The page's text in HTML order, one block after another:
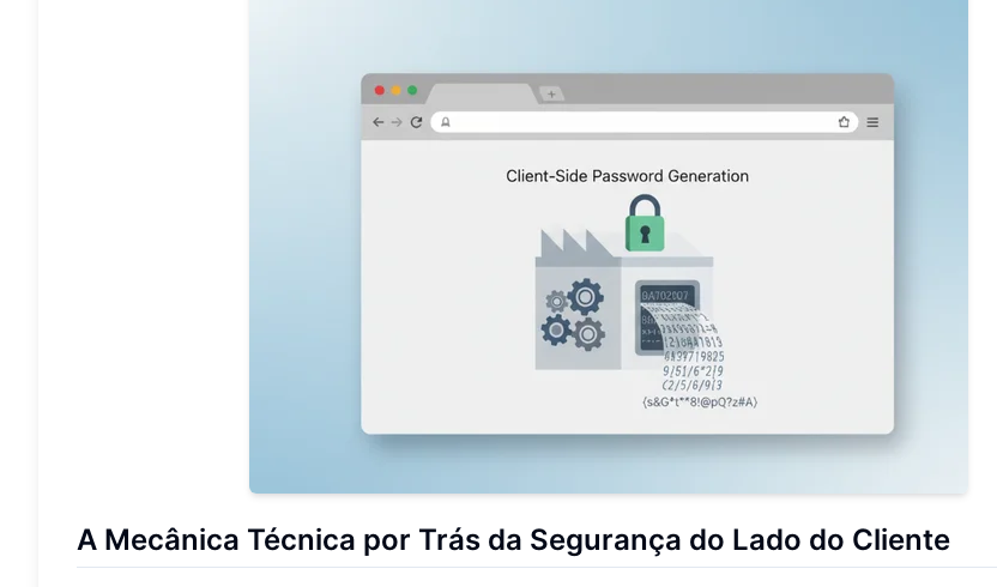
A Mecânica Técnica por Trás da Segurança do Lado do Cliente